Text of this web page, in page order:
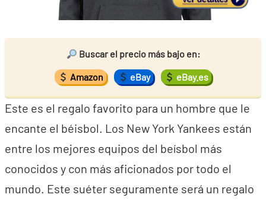
Buscar el precio más bajo en:
Amazon eBay eBay.es
Este es el regalo favorito para un hombre que le
encante el béisbol. Los New York Yankees están
entre los mejores equipos del beísbol más
conocidos y con más aficionados por todo el
mundo. Este suéter seguramente será un regalo